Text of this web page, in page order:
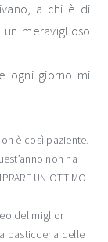
a chi è di
meraviglioso
ogni giorno mi
è così paziente,
non ha
UN OTTIMO
del miglior
pasticceria delle